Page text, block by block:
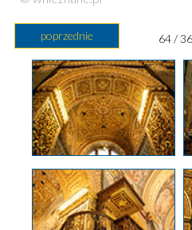
poprzednie 64 /